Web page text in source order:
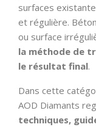
surfaces
et régulière.
ou surface
la méthode de
le résultat final.
Dans cette
AOD Diamants
techniques,